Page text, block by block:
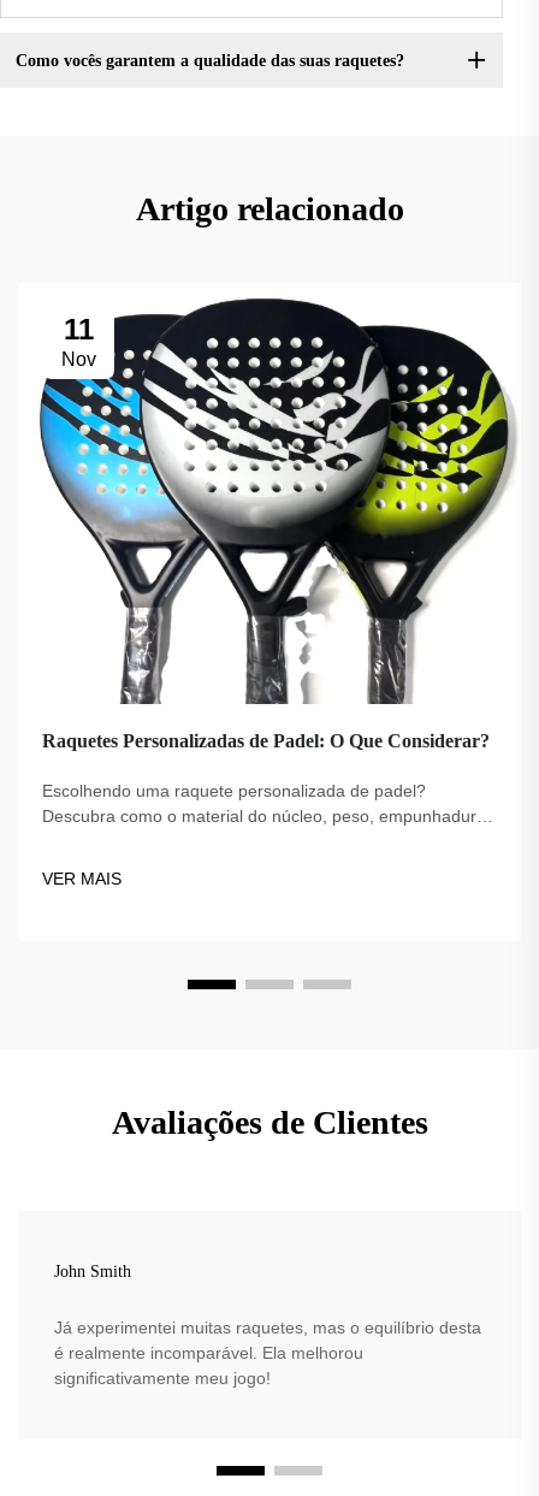
Como vocês garantem a qualidade das suas raquetes?
Artigo relacionado
11
Nov
Raquetes Personalizadas de Padel: O Que Considerar?
Escolhendo uma raquete personalizada de padel?
Descubra como o material do núcleo, peso, empunhadura
VER MAIS
Avaliações de Clientes
John Smith
Já experimentei muitas raquetes, mas o equilíbrio desta
é realmente incomparável. Ela melhorou
significativamente meu jogo!